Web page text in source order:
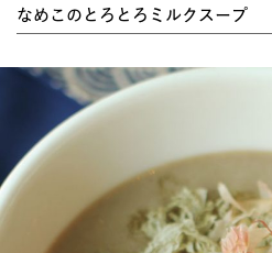
なめこのとろとろミルクスープ